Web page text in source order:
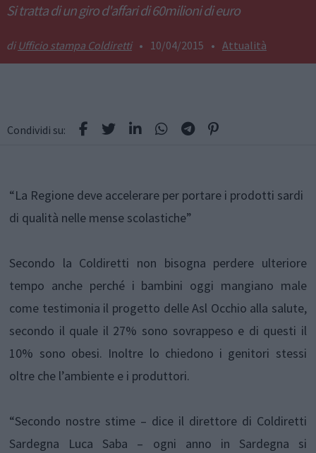
Si tratta di un giro d'affari di 60milioni di euro
Ufficio stampa Coldiretti • 10/04/2015 • Attualità
Condividi su:
“La Regione deve accelerare per portare i prodotti sardi
di qualità nelle mense scolastiche”
Secondo la Coldiretti non bisogna perdere ulteriore
tempo anche perché i bambini oggi mangiano male
come testimonia il progetto delle Asl Occhio alla salute,
secondo il quale il 27% sono sovrappeso e di questi il
10% sono obesi. Inoltre lo chiedono i genitori stessi
oltre che l’ambiente e i produttori.
“Secondo nostre stime – dice il direttore di Coldiretti
Sardegna Luca Saba – ogni anno in Sardegna si